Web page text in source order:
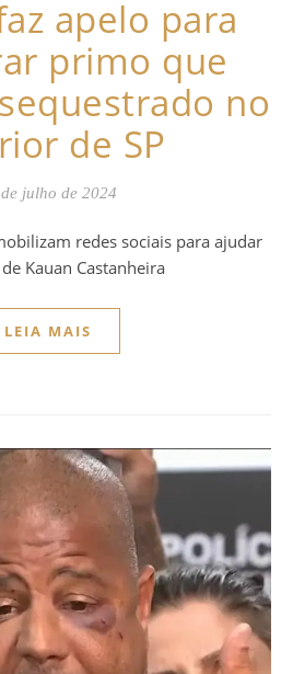
apelo para
primo que
no
de SP
julho de 2024
Kauan Castanheira
LEIA MAIS